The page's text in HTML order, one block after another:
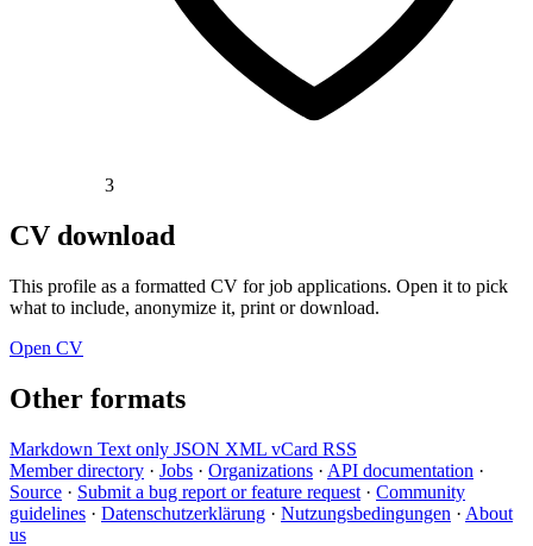
3
CV download
This profile as a formatted CV for job applications. Open it to pick
what to include, anonymize it, print or download.
Open CV
Other formats
Markdown Text only JSON XML vCard RSS
Member directory · Jobs · Organizations · API documentation ·
Source · Submit a bug report or feature request · Community
guidelines · Datenschutzerklärung · Nutzungsbedingungen · About
us